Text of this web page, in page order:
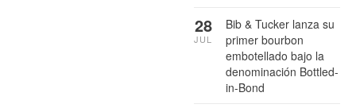
Bib & Tucker lanza su
primer bourbon
embotellado bajo la
denominación Bottled-
in-Bond
28
JUL